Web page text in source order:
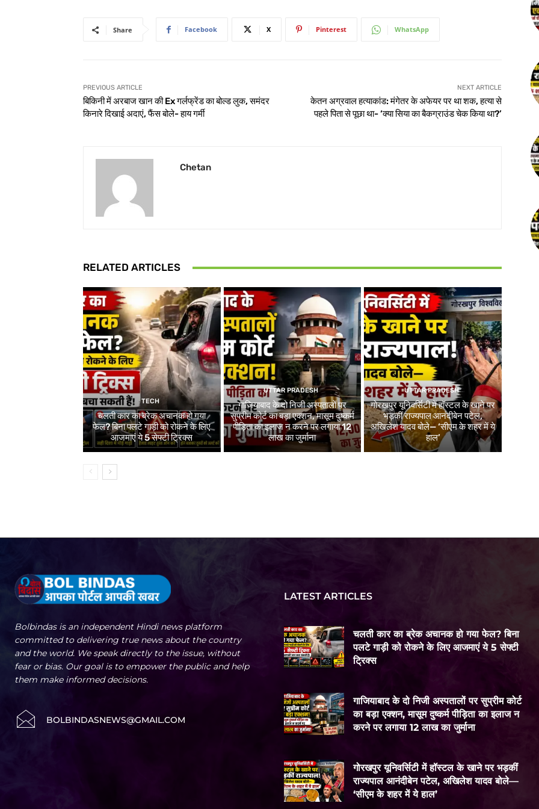
Share Facebook X Pinterest WhatsApp
PREVIOUS ARTICLE
बिकिनी में अरबाज खान की Ex गर्लफ्रेंड का बोल्ड लुक, समंदर
किनारे दिखाई अदाएं, फैंस बोले- हाय गर्मी
NEXT ARTICLE
केतन अग्रवाल हत्याकांड: मंगेतर के अफेयर पर था शक, हत्या से
पहले पिता से पूछा था- ‘क्या सिया का बैकग्राउंड चेक किया था?’
Chetan
RELATED ARTICLES
TECH
चलती कार का ब्रेक अचानक हो गया
फेल? बिना पलटे गाड़ी को रोकने के लिए
आजमाएं ये 5 सेफ्टी ट्रिक्स
UTTAR PRADESH
गाजियाबाद के दो निजी अस्पतालों पर
सुप्रीम कोर्ट का बड़ा एक्शन, मासूम दुष्कर्म
पीड़िता का इलाज न करने पर लगाया 12
लाख का जुर्माना
UTTAR PRADESH
गोरखपुर यूनिवर्सिटी में हॉस्टल के खाने पर
भड़कीं राज्यपाल आनंदीबेन पटेल,
अखिलेश यादव बोले— ‘सीएम के शहर में ये
हाल’
Bolbindas is an independent Hindi news platform
committed to delivering true news about the country
and the world. We speak directly to the issue, without
fear or bias. Our goal is to empower the public and help
them make informed decisions.
BOLBINDASNEWS@GMAIL.COM
LATEST ARTICLES
चलती कार का ब्रेक अचानक हो गया फेल? बिना
पलटे गाड़ी को रोकने के लिए आजमाएं ये 5 सेफ्टी
ट्रिक्स
गाजियाबाद के दो निजी अस्पतालों पर सुप्रीम कोर्ट
का बड़ा एक्शन, मासूम दुष्कर्म पीड़िता का इलाज न
करने पर लगाया 12 लाख का जुर्माना
गोरखपुर यूनिवर्सिटी में हॉस्टल के खाने पर भड़कीं
राज्यपाल आनंदीबेन पटेल, अखिलेश यादव बोले—
‘सीएम के शहर में ये हाल’